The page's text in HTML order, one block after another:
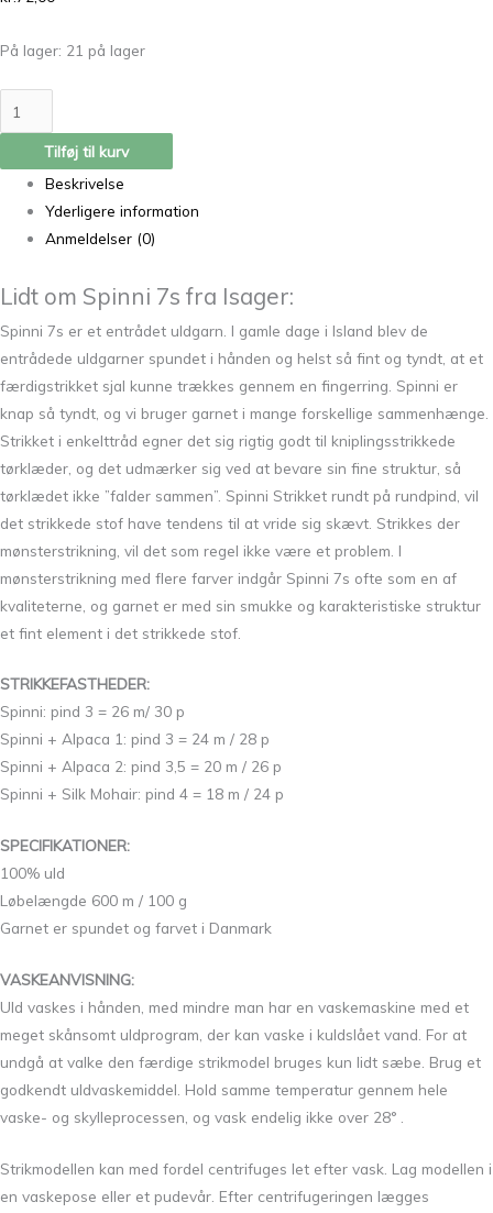
På lager: 21 på lager
Tilføj til kurv
Beskrivelse
Yderligere information
Anmeldelser (0)
Lidt om Spinni 7s fra Isager:
Spinni 7s er et entrådet uldgarn. I gamle dage i Island blev de
entrådede uldgarner spundet i hånden og helst så fint og tyndt, at et
færdigstrikket sjal kunne trækkes gennem en fingerring. Spinni er
knap så tyndt, og vi bruger garnet i mange forskellige sammenhænge.
Strikket i enkelttråd egner det sig rigtig godt til kniplingsstrikkede
tørklæder, og det udmærker sig ved at bevare sin fine struktur, så
tørklædet ikke ”falder sammen”. Spinni Strikket rundt på rundpind, vil
det strikkede stof have tendens til at vride sig skævt. Strikkes der
mønsterstrikning, vil det som regel ikke være et problem. I
mønsterstrikning med flere farver indgår Spinni 7s ofte som en af
kvaliteterne, og garnet er med sin smukke og karakteristiske struktur
et fint element i det strikkede stof.
STRIKKEFASTHEDER:
Spinni: pind 3 = 26 m/ 30 p
Spinni + Alpaca 1: pind 3 = 24 m / 28 p
Spinni + Alpaca 2: pind 3,5 = 20 m / 26 p
Spinni + Silk Mohair: pind 4 = 18 m / 24 p
SPECIFIKATIONER:
100% uld
Løbelængde 600 m / 100 g
Garnet er spundet og farvet i Danmark
VASKEANVISNING:
Uld vaskes i hånden, med mindre man har en vaskemaskine med et
meget skånsomt uldprogram, der kan vaske i kuldslået vand. For at
undgå at valke den færdige strikmodel bruges kun lidt sæbe. Brug et
godkendt uldvaskemiddel. Hold samme temperatur gennem hele
vaske- og skylleprocessen, og vask endelig ikke over 28° .
Strikmodellen kan med fordel centrifuges let efter vask. Lag modellen i
en vaskepose eller et pudevår. Efter centrifugeringen lægges